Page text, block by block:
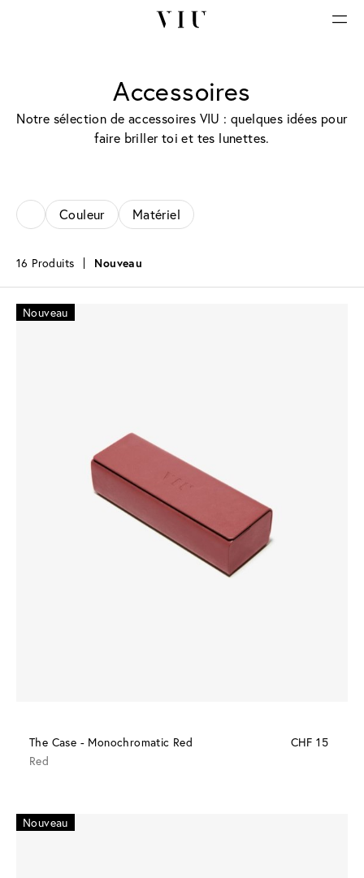
Accessoires
Notre sélection de accessoires VIU : quelques idées pour
faire briller toi et tes lunettes.
Couleur Matériel
16 Produits Nouveau
Nouveau
The Case - Monochromatic Red
CHF 15
Red
Nouveau